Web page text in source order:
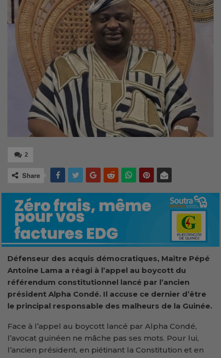
2
Share
Défenseur des acquis démocratiques, Maître Pépé
Antoine Lama a réagi à l’appel au boycott du
référendum constitutionnel lancé par l’ancien
président Alpha Condé. Il accuse ce dernier d’être
le principal responsable des malheurs de la Guinée.
Face à l’appel au boycott lancé par Alpha Condé,
l’avocat guinéen ne mâche pas ses mots. Pour lui,
l’ancien président, en piétinant la Constitution et en